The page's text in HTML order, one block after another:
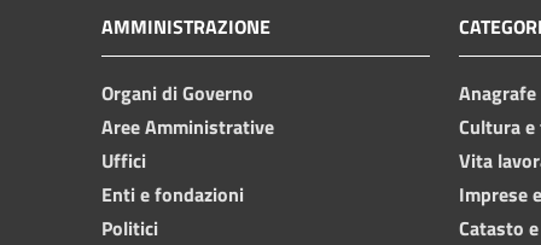
AMMINISTRAZIONE
Organi di Governo
Aree Amministrative
Uffici
Enti e fondazioni
Politici
Cultura
Vita
Imprese
Catasto